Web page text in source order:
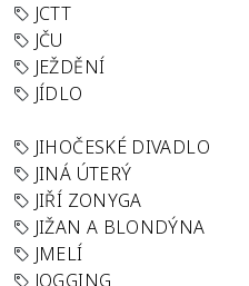
JCTT
JČU
JEŽDĚNÍ
JÍDLO
JIHOČESKÉ DIVADLO
JINÁ ÚTERÝ
JIŘÍ ZONYGA
JIŽAN A BLONDÝNA
JMELÍ
JOGGING